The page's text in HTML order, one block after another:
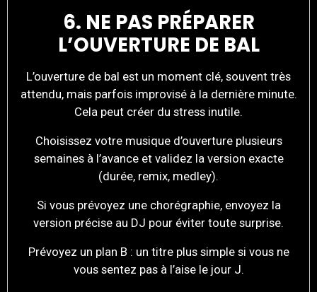
6. NE PAS PRÉPARER
L’OUVERTURE DE BAL
L’ouverture de bal est un moment clé, souvent très
attendu, mais parfois improvisé à la dernière minute.
Cela peut créer du stress inutile.
Choisissez votre musique d’ouverture plusieurs
semaines à l’avance et validez la version exacte
(durée, remix, medley).
Si vous prévoyez une chorégraphie, envoyez la
version précise au DJ pour éviter toute surprise.
Prévoyez un plan B : un titre plus simple si vous ne
vous sentez pas à l’aise le jour J.